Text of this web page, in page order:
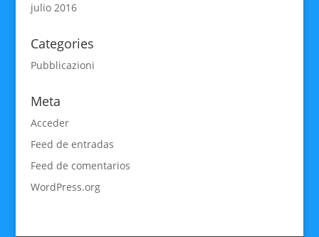
julio 2016
Categories
Pubblicazioni
Meta
Acceder
Feed de entradas
Feed de comentarios
WordPress.org